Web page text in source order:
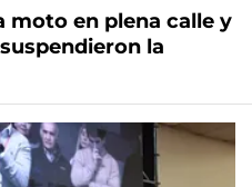
moto en plena calle y
la